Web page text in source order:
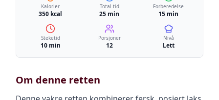
Kalorier
350 kcal
Total tid
25 min
Forberedelse
15 min
Steketid
10 min
Porsjoner
12
Nivå
Lett
Om denne retten